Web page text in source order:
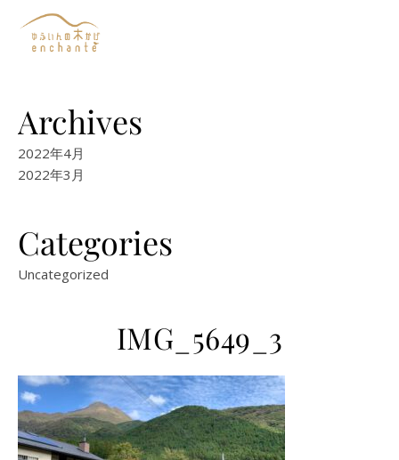
Archives
2022年4月
2022年3月
Categories
Uncategorized
IMG_5649_3